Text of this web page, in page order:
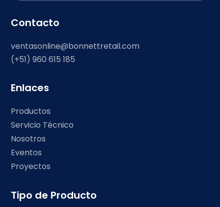
Contacto
ventasonline@bonnettretail.com
(+51) 960 615 185
Enlaces
Productos
Servicio Técnico
Nosotros
Eventos
Proyectos
Tipo de Producto